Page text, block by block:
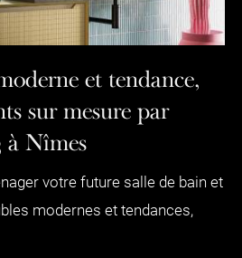
et tendance,
sur mesure par
à Nîmes
votre future salle de bain et
modernes et tendances,